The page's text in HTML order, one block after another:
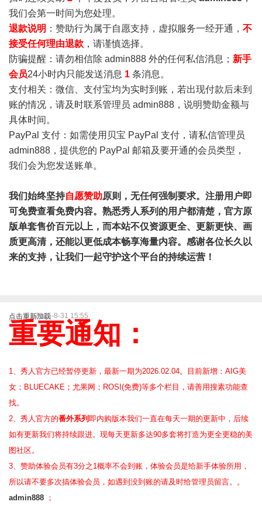
我们会第一时间为您处理。
退款说明 ：赞助行为属于自愿支持，虚拟服务一经开通， 不
接受任何理由退款 ，请谨慎选择。
防骗提醒：请勿相信除 admin888 外的任何私信消息； 新手
会员24小时内只能发送消息 1 条消息。
支付相关：微信、支付宝均为实时到账，若出现付款后未到
账的情况，请及时联系管理员 admin888，说明赞助金额与
具体时间。
PayPal 支付：如需使用贝宝 PayPal 支付，请私信管理员
admin888，提供您的 PayPal 邮箱及要开通的会员类型，
我们会为您发送账单。
我们始终坚持自愿赞助原则，无任何强制要求。注册用户即
可免费查看免费内容。熟悉秀人系列的用户都清楚，官方原
版单套售价百元以上，而本站不仅资源更全、更新更快、画
质更高清，还能以更低成本畅享海量内容。感谢各位长久以
来的支持，让我们一起守护这个平台的持续运营！
点击重新加载2025-8-31 15:55
重要通知：
1、秀人官方已经暂停更新，最新一期为2026.02.04。目前新增：AIG美
女；BLUECAKE；尤果网；ROSI(免费)等多个栏目，请善用搜素功能查
找。
2、 秀人官方的番外系列 即内购版本我们一直在每天一期的更新中，后续
如有更新我们将持续跟进。现每天更新多达90多套将打造为更全更稳的美
图社区。
3、赞助体验会员有3分之1概率不会到账，体验会员是给新手体验所用，
所以请不要多次搞体验会员，如遇到没到账的请及时给管理员留言。。
admin888 ；